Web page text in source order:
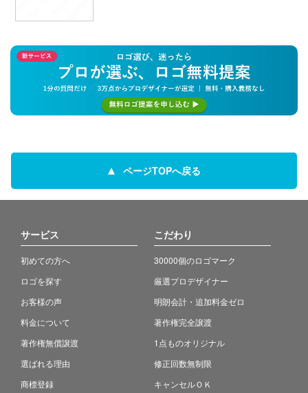
ページTOPへ戻る
サービス
初めての方へ
ロゴを探す
お客様の声
料金について
著作権無償譲渡
選ばれる理由
商標登録
こだわり
30000個のロゴマーク
厳選プロデザイナー
明朗会計・追加料金ゼロ
著作権完全譲渡
1点ものオリジナル
修正回数無制限
キャンセルＯＫ